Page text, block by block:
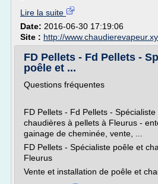
Lire la suite
Date: 2016-06-30 17:19:06
Site : http://
FD Pellets - Fd Pellets -
poêle et ...
Questions fréquentes
FD Pellets - Fd Pellets -
chaudières à pellets à Fleurus -
gainage de cheminée, vente, ...
FD Pellets - Spécialiste poêle et
Fleurus
Vente et installation de poêle et